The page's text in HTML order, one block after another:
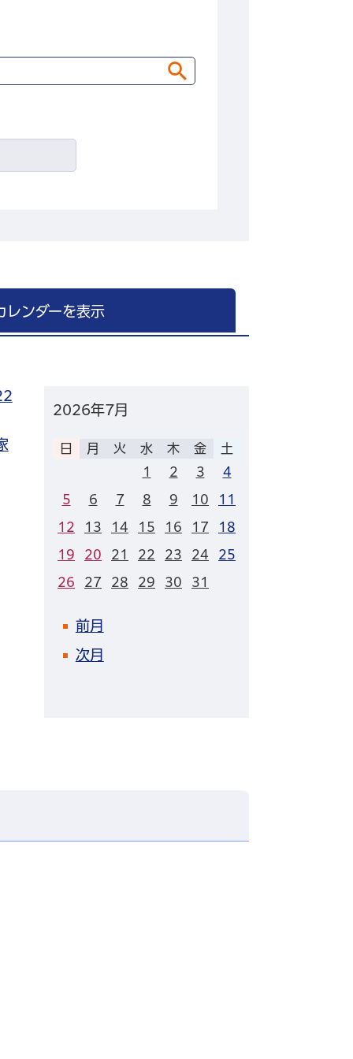
レンダーを表示
2026年7月
日 月 火 水 木 金
土
1
2 3 4
5 6 7 8 9 10 11
12 13 14 15 16 17 18
19 20 21 22 23 24 25
26 27 28 29 30 31
前月
次月